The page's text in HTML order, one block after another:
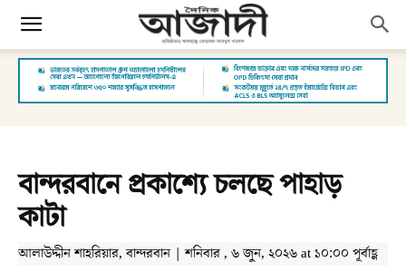
বান্দরবানে প্রকাশ্যে চলছে পাহাড়
কাটা
আলাউদ্দীন শাহরিয়ার, বান্দরবান | শনিবার , ৬ জুন, ২০২৬ at ১০:০০ পূর্বাহ্ণ